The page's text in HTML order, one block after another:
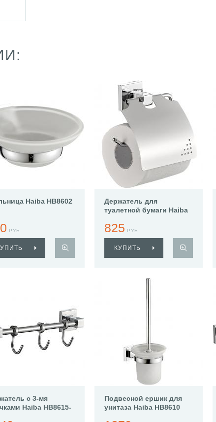
Haiba HB8602
РУБ.
Держатель для
туалетной бумаги Haiba
825 РУБ.
КУПИТЬ
с 3-мя
Haiba HB8615-
Подвесной ершик для
унитаза Haiba HB8610